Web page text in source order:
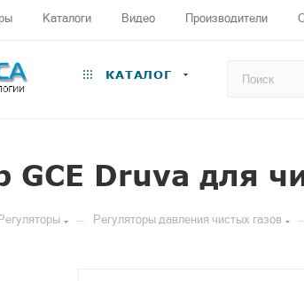
Каталоги Видео Производители
КАТАЛОГ
GCE Druva для
Регуляторы — Регуляторы давления чистых газов